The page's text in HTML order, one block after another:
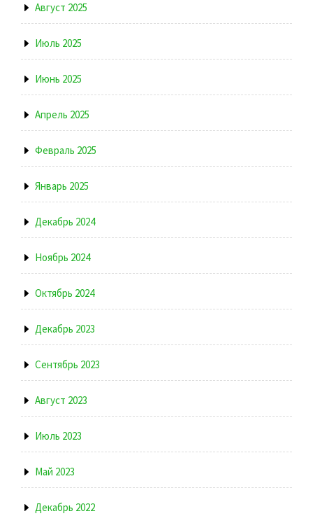
Август 2025
Июль 2025
Июнь 2025
Апрель 2025
Февраль 2025
Январь 2025
Декабрь 2024
Ноябрь 2024
Октябрь 2024
Декабрь 2023
Сентябрь 2023
Август 2023
Июль 2023
Май 2023
Декабрь 2022